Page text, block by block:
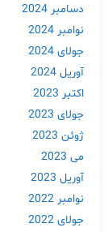
دسامبر 2024
نوامبر 2024
جولای 2024
آوریل 2024
اکتبر 2023
جولای 2023
ژوئن 2023
می 2023
آوریل 2023
نوامبر 2022
جولای 2022